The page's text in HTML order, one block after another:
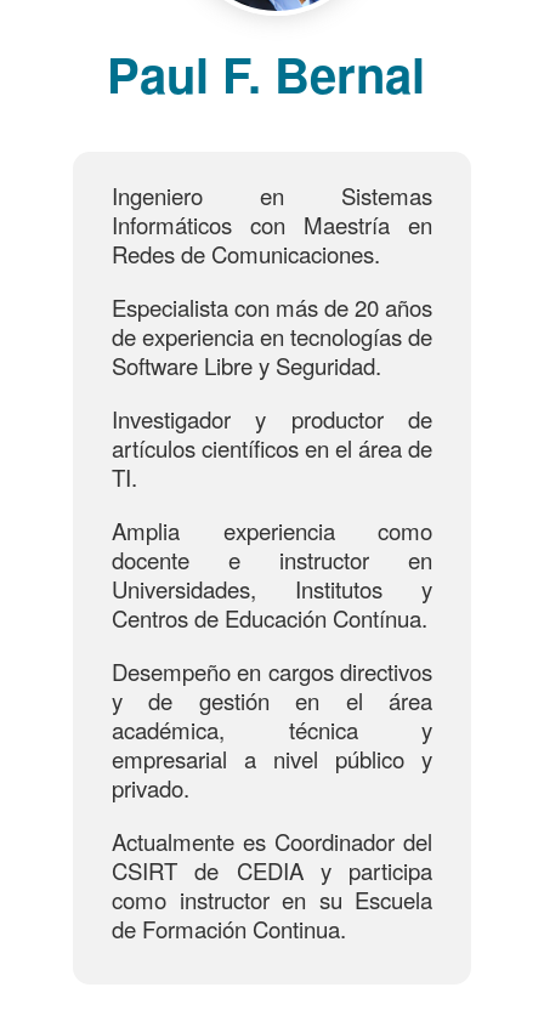
Paul F. Bernal
Ingeniero en Sistemas
Informáticos con Maestría en
Redes de Comunicaciones.
Especialista con más de 20 años
de experiencia en tecnologías de
Software Libre y Seguridad.
Investigador y productor de
artículos científicos en el área de
TI.
Amplia experiencia como
docente e instructor en
Universidades, Institutos y
Centros de Educación Contínua.
Desempeño en cargos directivos
y de gestión en el área
académica, técnica y
empresarial a nivel público y
privado.
Actualmente es Coordinador del
CSIRT de CEDIA y participa
como instructor en su Escuela
de Formación Continua.